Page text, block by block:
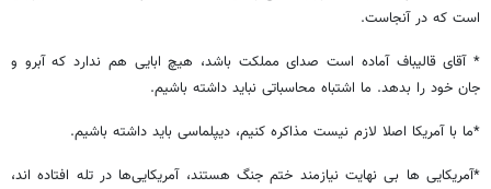
است که در آنجاست.
* آقای قالیباف آماده است صدای مملکت باشد، هیچ ابایی هم ندارد که آبرو و
جان خود را بدهد. ما اشتباه محاسباتی نباید داشته باشیم.
*ما با آمریکا اصلا لازم نیست مذاکره کنیم، دیپلماسی باید داشته باشیم.
*آمریکایی ها بی نهایت نیازمند ختم جنگ هستند، آمریکایی‌ها در تله افتاده اند،